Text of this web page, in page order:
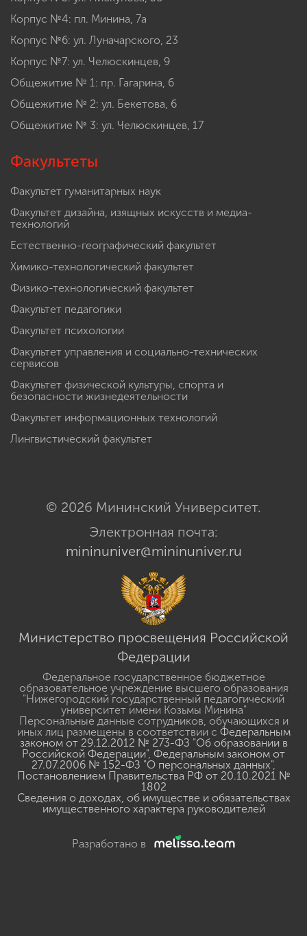
Корпус №4: пл. Минина, 7а
Корпус №6: ул. Луначарского, 23
Корпус №7: ул. Челюскинцев, 9
Общежитие № 1: пр. Гагарина, 6
Общежитие № 2: ул. Бекетова, 6
Общежитие № 3: ул. Челюскинцев, 17
Факультеты
Факультет гуманитарных наук
Факультет дизайна, изящных искусств и медиа-
технологий
Естественно-географический факультет
Химико-технологический факультет
Физико-технологический факультет
Факультет педагогики
Факультет психологии
Факультет управления и социально-технических
сервисов
Факультет физической культуры, спорта и
безопасности жизнедеятельности
Факультет информационных технологий
Лингвистический факультет
© 2026 Мининский Университет.
Электронная почта:
mininuniver@mininuniver.ru
Министерство просвещения Российской
Федерации
Федеральное государственное бюджетное
образовательное учреждение высшего образования
"Нижегородский государственный педагогический
университет имени Козьмы Минина"
Персональные данные сотрудников, обучающихся и
иных лиц размещены в соответствии с Федеральным
законом от 29.12.2012 № 273-ФЗ "Об образовании в
Российской Федерации", Федеральным законом от
27.07.2006 № 152-ФЗ "О персональных данных",
Постановлением Правительства РФ от 20.10.2021 №
1802
Сведения о доходах, об имуществе и обязательствах
имущественного характера руководителей
Разработано в